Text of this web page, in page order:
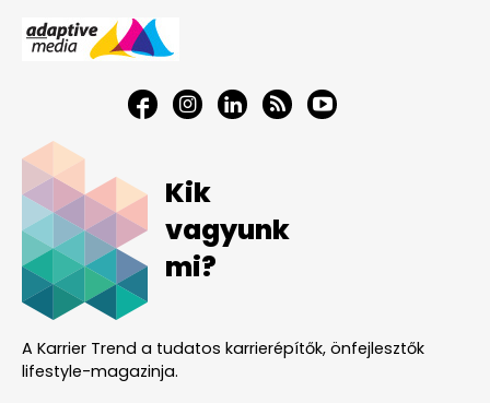
Kik
vagyunk
mi?
A Karrier Trend a tudatos karrierépítők, önfejlesztők
lifestyle-magazinja.